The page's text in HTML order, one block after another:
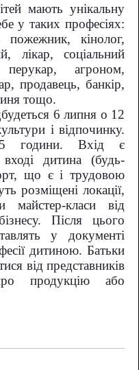
мають унікальну
у таких професіях:
пожежник, кінолог,
лікар, соціальний
перукар, агроном,
продавець, банкір,
тощо.
6 липня о 12
і відпочинку.
години. Вхід є
дитина (будь-
що є і трудовою
розміщені локації,
класи від
Після цього
у документі
дитиною. Батьки
від представників
продукцію або